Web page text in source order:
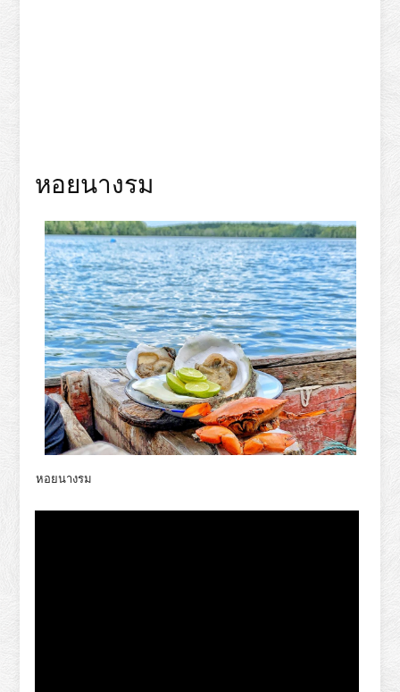
หอยนางรม
หอยนางรม